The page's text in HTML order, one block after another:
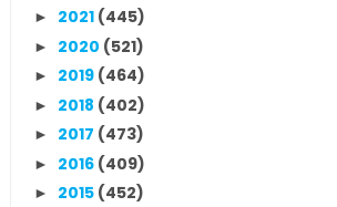
► 2021 (445)
► 2020 (521)
► 2019 (464)
► 2018 (402)
► 2017 (473)
► 2016 (409)
► 2015 (452)